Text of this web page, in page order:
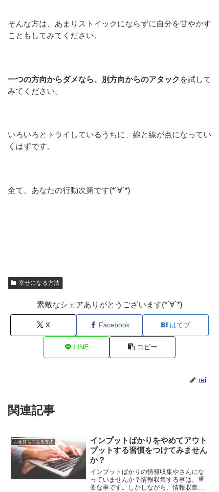
そんな方は、あまりストイックにならずに自分を甘やかす
こともしてみてください。
一つの方向からダメなら、別方向からのアタック を試して
みてください。
いろいろとトライしているうちに、線と線が点になってい
くはずです。
全て、あなたの行動次第です(*´∀`*)
幸せになる方法
素敵なシェアありがとうございます(*´∀`*)
X Facebook はてブ
LINE コピー
rei
関連記事
お金持ちになる方法
インプットばかりをやめてアウト
プットする習慣をつけてみません
か？
インプットばかりの情報収集やさんにな
っていませんか？情報収集する事は、重
要な事です。しかしながら、情報収集も